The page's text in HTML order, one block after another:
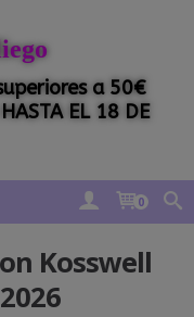
a 50€
EL 18 DE
0
Kosswell
2026